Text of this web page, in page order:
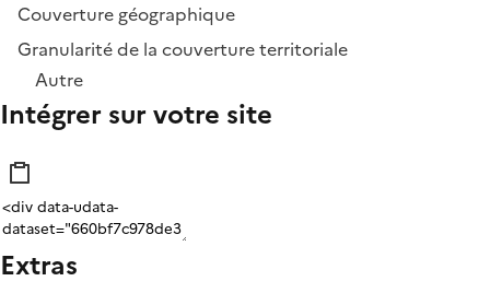
Couverture géographique
Granularité de la couverture territoriale
Autre
Intégrer sur votre site
Extras